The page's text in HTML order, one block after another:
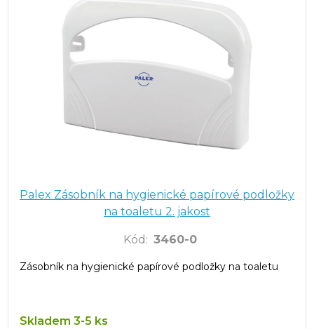
Palex Zásobník na hygienické papírové podložky
na toaletu 2. jakost
Kód : 3460-0
Zásobník na hygienické papírové podložky na toaletu
Skladem 3-5 ks